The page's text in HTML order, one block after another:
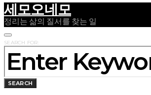
세모오네모
정리는 삶의 질서를 찾는 일
SEARCH FOR:
SEARCH